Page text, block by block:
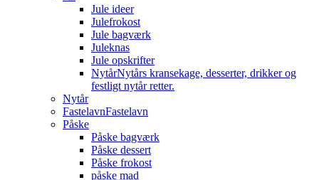
Jule ideer
Julefrokost
Jule bagværk
Juleknas
Jule opskrifter
NytårNytårs kransekage, desserter, drikker og
festligt nytår retter.
Nytår
FastelavnFastelavn
Påske
Påske bagværk
Påske dessert
Påske frokost
påske mad